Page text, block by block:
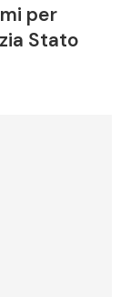
per
Stato